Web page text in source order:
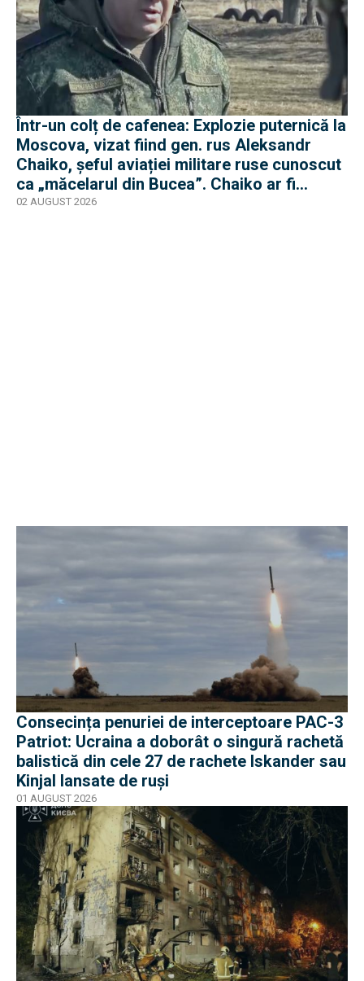
Într-un colț de cafenea: Explozie puternică la
Moscova, vizat fiind gen. rus Aleksandr
Chaiko, șeful aviației militare ruse cunoscut
ca „măcelarul din Bucea”. Chaiko ar fi
supraviețuit
02 AUGUST 2026
Consecința penuriei de interceptoare PAC-3
Patriot: Ucraina a doborât o singură rachetă
balistică din cele 27 de rachete Iskander sau
Kinjal lansate de ruși
01 AUGUST 2026